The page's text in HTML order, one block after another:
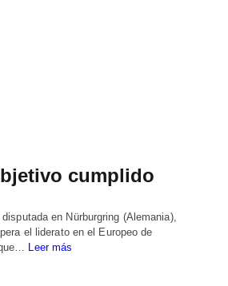
cumplido
en Nürburgring (Alemania),
el liderato en el Europeo de
Leer más